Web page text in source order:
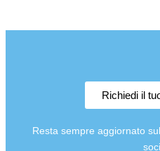
Richiedi il
Resta sempre aggiornato